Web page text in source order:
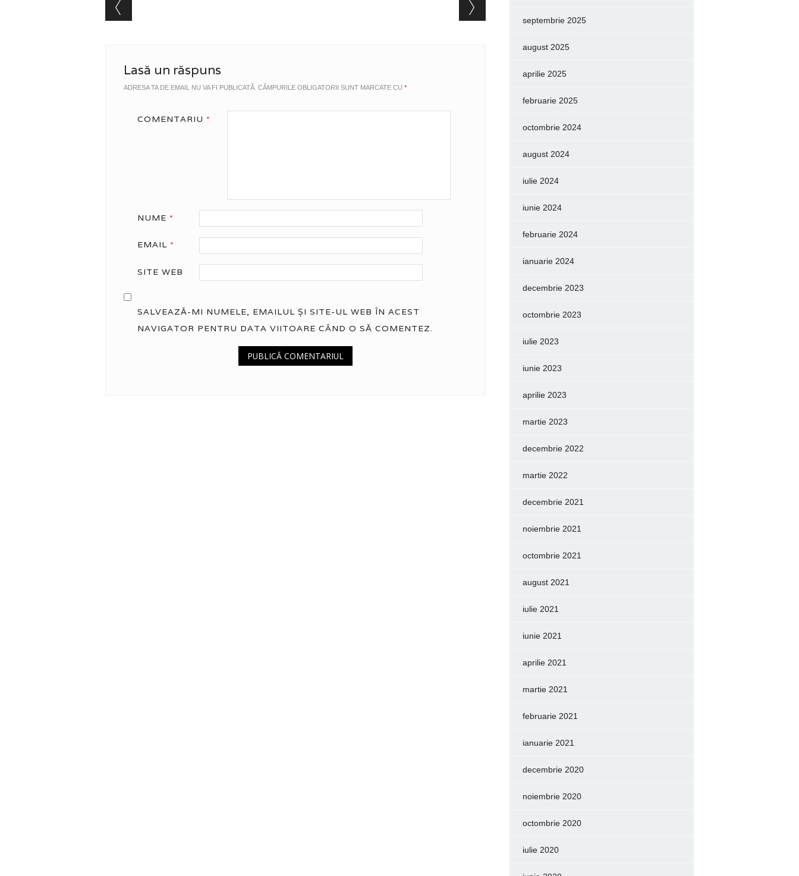
Lasă un răspuns
ADRESA TA DE EMAIL NU VA FI PUBLICATĂ. CÂMPURILE OBLIGATORII SUNT MARCATE CU *
COMENTARIU *
NUME *
EMAIL *
SITE WEB
SALVEAZĂ-MI NUMELE, EMAILUL ȘI SITE-UL WEB ÎN ACEST
NAVIGATOR PENTRU DATA VIITOARE CÂND O SĂ COMENTEZ.
septembrie 2025
august 2025
aprilie 2025
februarie 2025
octombrie 2024
august 2024
iulie 2024
iunie 2024
februarie 2024
ianuarie 2024
decembrie 2023
octombrie 2023
iulie 2023
iunie 2023
aprilie 2023
martie 2023
decembrie 2022
martie 2022
decembrie 2021
noiembrie 2021
octombrie 2021
august 2021
iulie 2021
iunie 2021
aprilie 2021
martie 2021
februarie 2021
ianuarie 2021
decembrie 2020
noiembrie 2020
octombrie 2020
iulie 2020